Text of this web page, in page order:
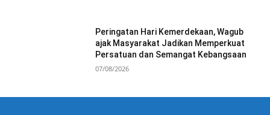
Peringatan Hari Kemerdekaan, Wagub
ajak Masyarakat Jadikan Memperkuat
Persatuan dan Semangat Kebangsaan
07/08/2026